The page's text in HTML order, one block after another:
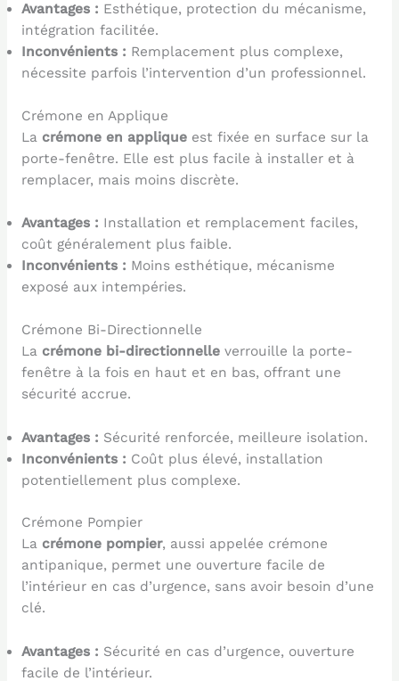
Avantages : Esthétique, protection du mécanisme,
intégration facilitée.
Inconvénients : Remplacement plus complexe,
nécessite parfois l’intervention d’un professionnel.
Crémone en Applique
La crémone en appliqueest fixée en surface sur la
porte-fenêtre. Elle est plus facile à installer et à
remplacer, mais moins discrète.
Avantages : Installation et remplacement faciles,
coût généralement plus faible.
Inconvénients : Moins esthétique, mécanisme
exposé aux intempéries.
Crémone Bi-Directionnelle
La crémone bi-directionnelleverrouille la porte-
fenêtre à la fois en haut et en bas, offrant une
sécurité accrue.
Avantages : Sécurité renforcée, meilleure isolation.
Inconvénients : Coût plus élevé, installation
potentiellement plus complexe.
Crémone Pompier
La crémone pompier, aussi appelée crémone
antipanique, permet une ouverture facile de
l’intérieur en cas d’urgence, sans avoir besoin d’une
clé.
Avantages : Sécurité en cas d’urgence, ouverture
facile de l’intérieur.